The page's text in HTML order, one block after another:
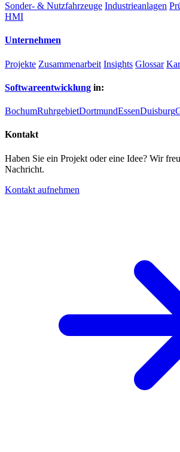
Sonder- & Nutzfahrzeuge Industrieanlagen
HMI
Unternehmen
Projekte Zusammenarbeit Insights Glossar
Softwareentwicklung in:
BochumRuhrgebietDortmundEssenDuisburg
Kontakt
Haben Sie ein Projekt oder eine Idee? Wir
Nachricht.
Kontakt aufnehmen